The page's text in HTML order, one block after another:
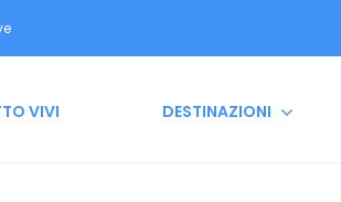
VIVI DESTINAZIONI